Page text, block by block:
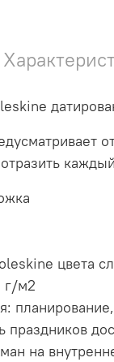
цвета
г/м2
праздников
на